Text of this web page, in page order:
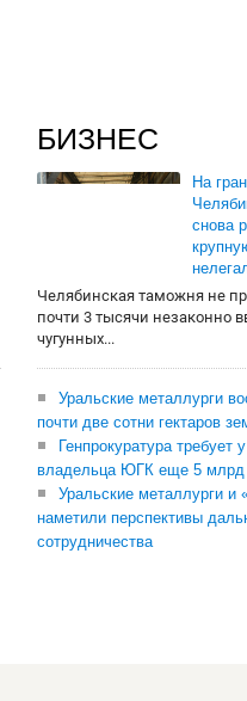
БИЗНЕС
На
снова
Челябинская таможня не
почти 3 тысячи незаконно
чугунных...
Уральские металлурги
почти две сотни гектаров
Генпрокуратура требует
владельца ЮГК еще 5 млрд
Уральские металлурги
наметили перспективы
сотрудничества